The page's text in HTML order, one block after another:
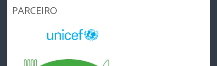
PARCEIRO